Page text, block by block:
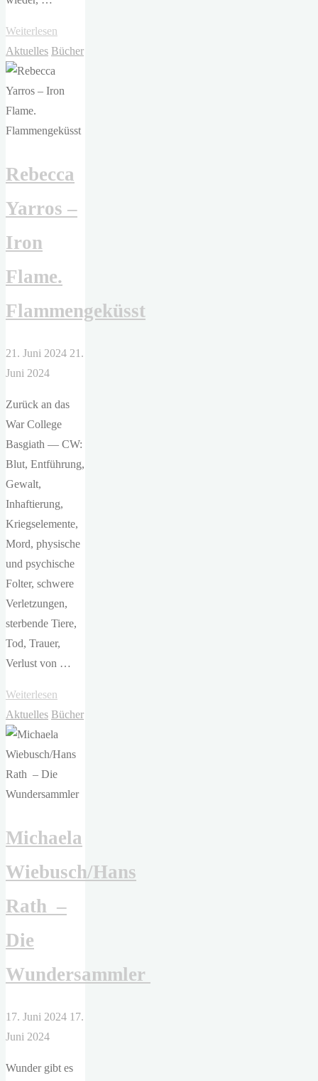
Weiterlesen
Rees
–
Live
Aktuelles Bücher
Rebecca
Yarros –
Iron
Flame.
Flammengeküsst
21. Juni 2024 21.
Juni 2024
Zurück an das
War College
Basgiath — CW:
Blut, Entführung,
Gewalt,
Inhaftierung,
Kriegselemente,
Mord, physische
und psychische
Folter, schwere
Verletzungen,
sterbende Tiere,
Tod, Trauer,
Verlust von …
Weiterlesen
Yarros
–
Iron
Flame.
Flammengeküsst"
Aktuelles Bücher
Michaela
Wiebusch/Hans
Rath –
Die
Wundersammler
17. Juni 2024 17.
Juni 2024
Wunder gibt es